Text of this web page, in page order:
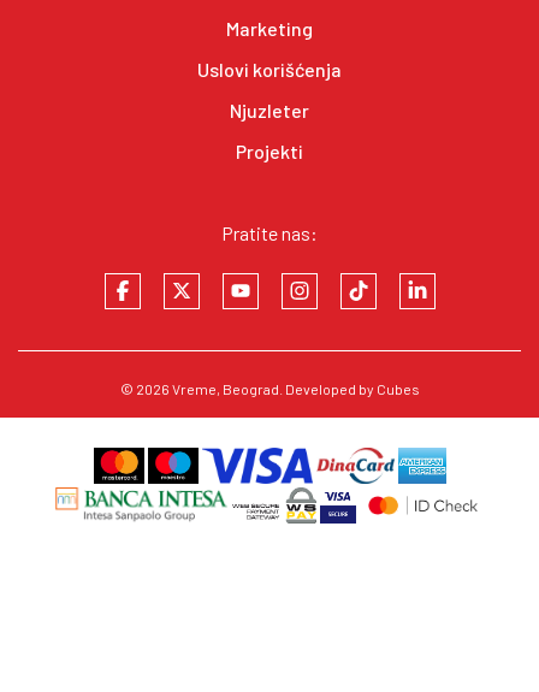
Marketing
Uslovi korišćenja
Njuzleter
Projekti
Pratite nas:
© 2026 Vreme , Beograd. Developed by Cubes